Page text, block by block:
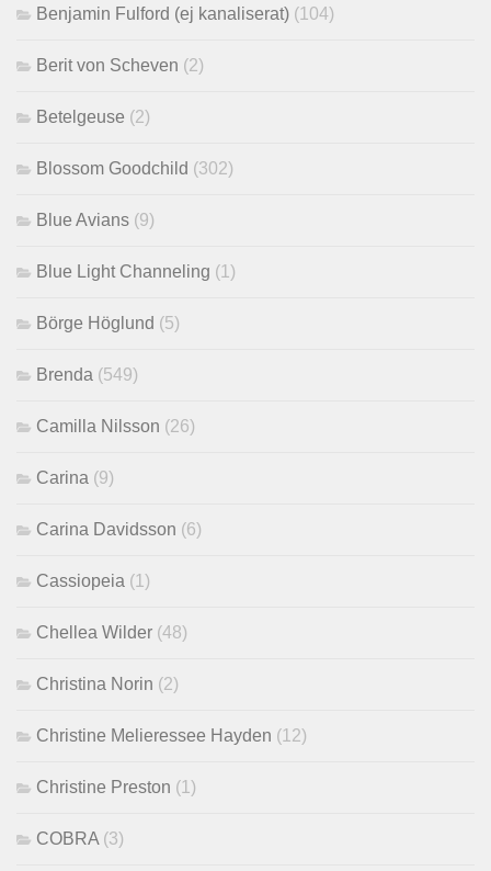
Benjamin Fulford (ej kanaliserat) (104)
Berit von Scheven (2)
Betelgeuse (2)
Blossom Goodchild (302)
Blue Avians (9)
Blue Light Channeling (1)
Börge Höglund (5)
Brenda (549)
Camilla Nilsson (26)
Carina (9)
Carina Davidsson (6)
Cassiopeia (1)
Chellea Wilder (48)
Christina Norin (2)
Christine Melieressee Hayden (12)
Christine Preston (1)
COBRA (3)